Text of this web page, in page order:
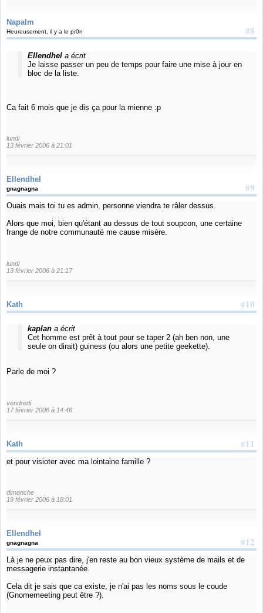
Napalm
#8
Heureusement, il y a le pr0n
Ellendhela écrit
Je laisse passer un peu de temps pour faire une mise à jour en
bloc de la liste.
Ca fait 6 mois que je dis ça pour la mienne :p
lundi
13 février 2006 à 21:01
Ellendhel
#9
gnagnagna
Ouais mais toi tu es admin, personne viendra te râler dessus.
Alors que moi, bien qu'étant au dessus de tout soupcon, une certaine
frange de notre communauté me cause misère.
lundi
13 février 2006 à 21:17
#10
Kath
kaplana écrit
Cet homme est prêt à tout pour se taper 2 (ah ben non, une
seule on dirait) guiness (ou alors une petite geekette).
Parle de moi ?
vendredi
17 février 2006 à 14:46
#11
Kath
et pour visioter avec ma lointaine famille ?
dimanche
19 février 2006 à 18:01
Ellendhel
#12
gnagnagna
Là je ne peux pas dire, j'en reste au bon vieux système de mails et de
messagerie instantanée.
Cela dit je sais que ca existe, je n'ai pas les noms sous le coude
(Gnomemeeting peut être ?).